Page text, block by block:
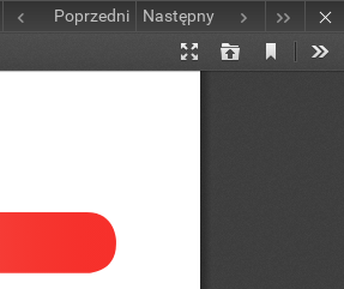
Poprzedni Następny